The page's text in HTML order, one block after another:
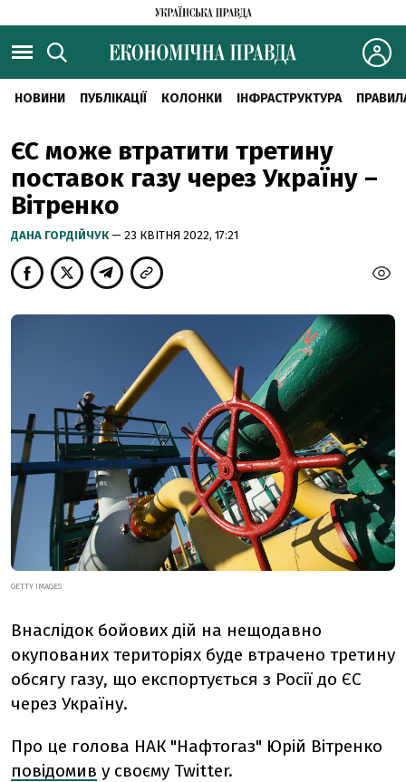
НОВИНИ ПУБЛІКАЦІЇ КОЛОНКИ ІНФРАСТРУКТУРА
ЄС може втратити третину
поставок газу через Україну –
Вітренко
ДАНА ГОРДІЙЧУК — 23 КВІТНЯ 2022, 17:21
GETTY IMAGES
Внаслідок бойових дій на нещодавно
окупованих територіях буде втрачено третину
обсягу газу, що експортується з Росії до ЄС
через Україну.
Про це голова НАК "Нафтогаз" Юрій Вітренко
повідомив у своєму Twitter.